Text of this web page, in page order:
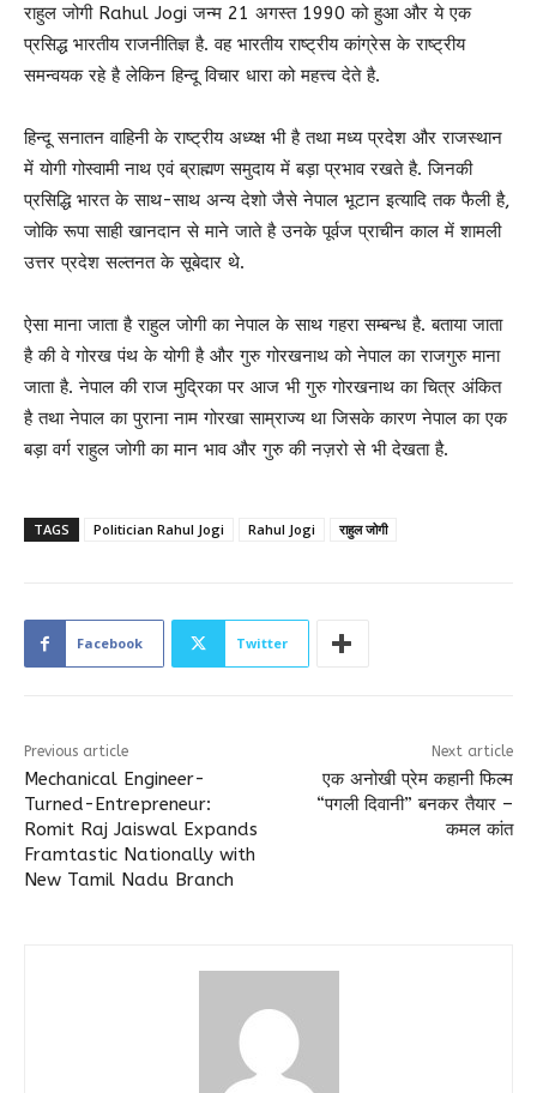
राहुल जोगी Rahul Jogi जन्म 21 अगस्त 1990 को हुआ और ये एक
प्रसिद्ध भारतीय राजनीतिज्ञ है. वह भारतीय राष्ट्रीय कांग्रेस के राष्ट्रीय
समन्वयक रहे है लेकिन हिन्दू विचार धारा को महत्त्व देते है.
हिन्दू सनातन वाहिनी के राष्ट्रीय अध्य्क्ष भी है तथा मध्य प्रदेश और राजस्थान
में योगी गोस्वामी नाथ एवं ब्राह्मण समुदाय में बड़ा प्रभाव रखते है. जिनकी
प्रसिद्धि भारत के साथ-साथ अन्य देशो जैसे नेपाल भूटान इत्यादि तक फैली है,
जोकि रूपा साही खानदान से माने जाते है उनके पूर्वज प्राचीन काल में शामली
उत्तर प्रदेश सल्तनत के सूबेदार थे.
ऐसा माना जाता है राहुल जोगी का नेपाल के साथ गहरा सम्बन्ध है. बताया जाता
है की वे गोरख पंथ के योगी है और गुरु गोरखनाथ को नेपाल का राजगुरु माना
जाता है. नेपाल की राज मुद्रिका पर आज भी गुरु गोरखनाथ का चित्र अंकित
है तथा नेपाल का पुराना नाम गोरखा साम्राज्य था जिसके कारण नेपाल का एक
बड़ा वर्ग राहुल जोगी का मान भाव और गुरु की नज़रो से भी देखता है.
TAGS Politician Rahul Jogi Rahul Jogi राहुल जोगी
Facebook Twitter
Previous article
Mechanical Engineer-
Turned-Entrepreneur:
Romit Raj Jaiswal Expands
Framtastic Nationally with
New Tamil Nadu Branch
Next article
एक अनोखी प्रेम कहानी फिल्म
“पगली दिवानी” बनकर तैयार –
कमल कांत